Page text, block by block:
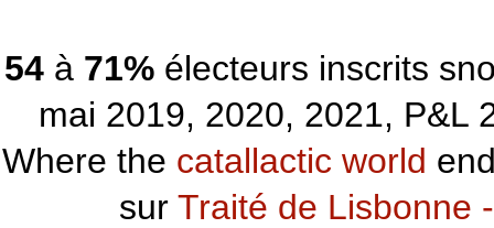
54à 71%électeurs inscrits
mai 2019, 2020, 2021, P&L
Where the catallactic world
sur Traité de Lisbonne